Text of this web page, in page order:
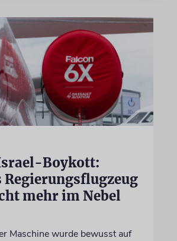
Boykott:
Regierungsflugzeug
mehr im Nebel
Maschine wurde bewusst auf